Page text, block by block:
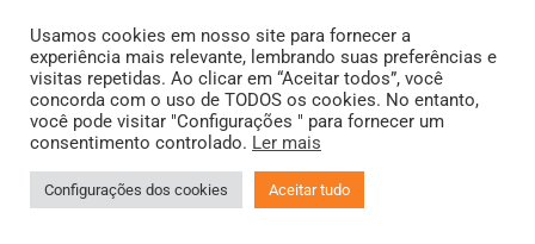
Usamos cookies em nosso site para fornecer a
experiência mais relevante, lembrando suas preferências e
visitas repetidas. Ao clicar em “Aceitar todos”, você
concorda com o uso de TODOS os cookies. No entanto,
você pode visitar "Configurações " para fornecer um
consentimento controlado. Ler mais
Configurações dos cookies Aceitar tudo